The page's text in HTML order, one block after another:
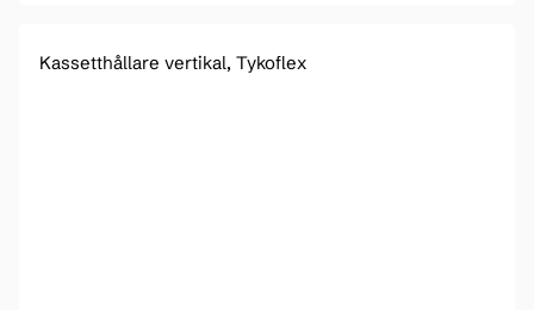
Kassetthållare vertikal, Tykoflex